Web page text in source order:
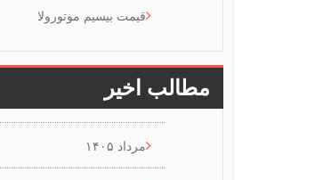
قیمت بیسیم موتورولا
مطالب اخیر
مرداد ۱۴۰۵